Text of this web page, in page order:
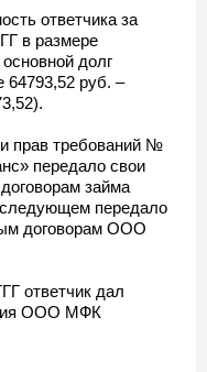
ответчика за
в размере
долг
64793,52 руб. –
прав требований №
передало свои
займа
передало
договорам ООО
ответчик дал
ООО МФК